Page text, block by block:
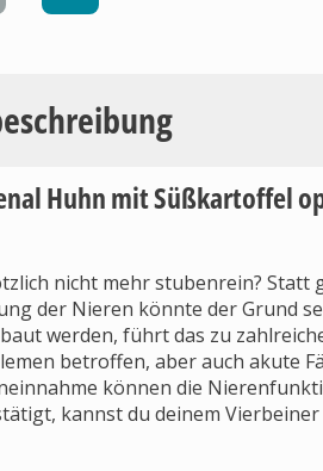
Huhn mit Süßkartoffel
nicht mehr stubenrein? Statt
der Nieren könnte der Grund
werden, führt das zu
betroffen, aber auch akute
können die
kannst du deinem